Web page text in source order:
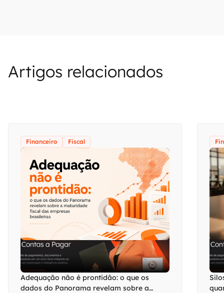
Artigos relacionados
Financeiro Fiscal
Adequação não é prontidão: o que os
dados do Panorama revelam sobre a